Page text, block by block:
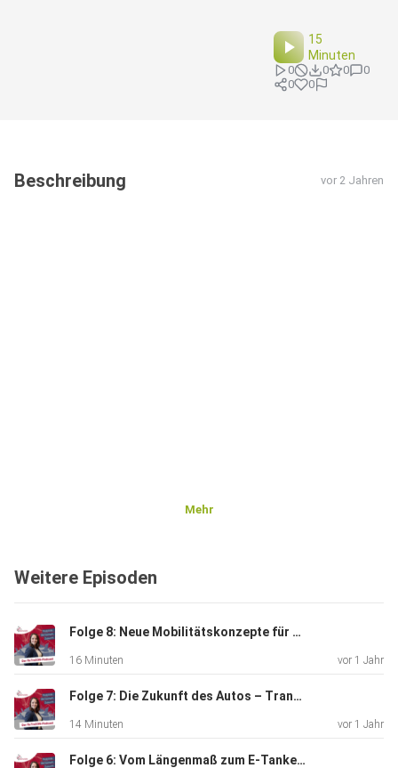
15
Minuten
0 0 0
0
0
0
Beschreibung vor 2 Jahren
Mehr
Weitere Episoden
Folge 8: Neue Mobilitätskonzepte für die Region mit Dieter Michell-Auli
16 Minuten vor 1 Jahr
Folge 7: Die Zukunft des Autos – Transformation und Innovation mit Dr. Maximilian Flormann
14 Minuten vor 1 Jahr
Folge 6: Vom Längenmaß zum E-Tanken – Mit Sicherheit in die Zukunft mit Prof. Cornelia Denz